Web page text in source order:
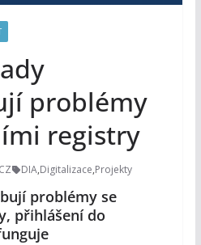
problémy
registry
DIA,Digitalizace,Projekty
problémy se
přihlášení do